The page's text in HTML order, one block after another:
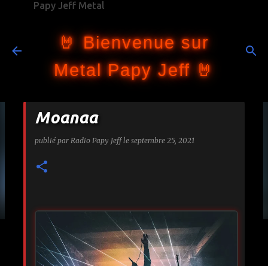
Papy Jeff Metal
🤘 Bienvenue sur
Metal Papy Jeff 🤘
Moanaa
publié par Radio Papy Jeff le septembre 25, 2021